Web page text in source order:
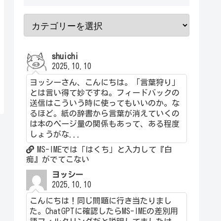
shuichi
2025.10.10
ヨッシーさん、こんにちは。「言葉狩り」
とは言い得て妙ですね。フィードバックの
送信はこういう時に使ってもいいのか。な
るほど。紙の辞書から言葉が消えていくの
は本のページ量の関係もあって、ある程度
しょうがな...
MS-IMEでは「はくち」と入力して『白
痴』がでてこない
ヨッシー
2025.10.10
こんにちは！同じ問題に行き当たりまし
た。ChatGPTに確認したらMS-IMEの差別用